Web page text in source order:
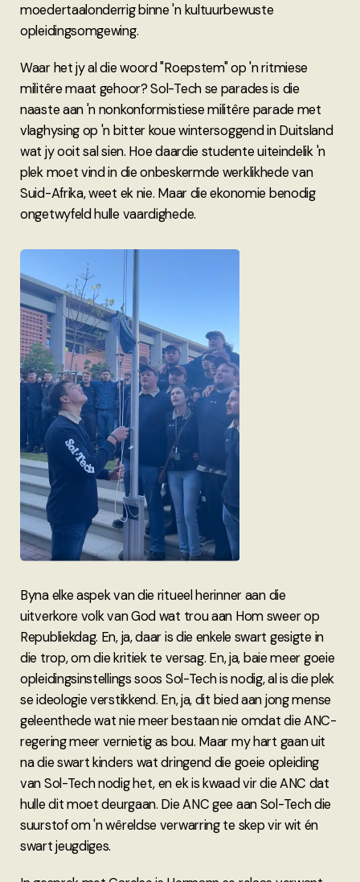
moedertaalonderrig binne 'n kultuurbewuste
opleidingsomgewing.
Waar het jy al die woord "Roepstem" op 'n ritmiese
militêre maat gehoor? Sol-Tech se parades is die
naaste aan 'n nonkonformistiese militêre parade met
vlaghysing op 'n bitter koue wintersoggend in Duitsland
wat jy ooit sal sien. Hoe daardie studente uiteindelik 'n
plek moet vind in die onbeskermde werklikhede van
Suid-Afrika, weet ek nie. Maar die ekonomie benodig
ongetwyfeld hulle vaardighede.
Byna elke aspek van die ritueel herinner aan die
uitverkore volk van God wat trou aan Hom sweer op
Republiekdag. En, ja, daar is die enkele swart gesigte in
die trop, om die kritiek te versag. En, ja, baie meer goeie
opleidingsinstellings soos Sol-Tech is nodig, al is die plek
se ideologie verstikkend. En, ja, dit bied aan jong mense
geleenthede wat nie meer bestaan nie omdat die ANC-
regering meer vernietig as bou. Maar my hart gaan uit
na die swart kinders wat dringend die goeie opleiding
van Sol-Tech nodig het, en ek is kwaad vir die ANC dat
hulle dit moet deurgaan. Die ANC gee aan Sol-Tech die
suurstof om 'n wêreldse verwarring te skep vir wit én
swart jeugdiges.